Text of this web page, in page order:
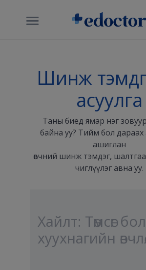
Шинж
асуулга
Таны биед ямар нэг
байна уу? Тийм бол дараах
ашиглан
өвчний шинж тэмдэг,
чиглүүлэг авна уу.
Хайлт: Төмсөг
хуухнагийн